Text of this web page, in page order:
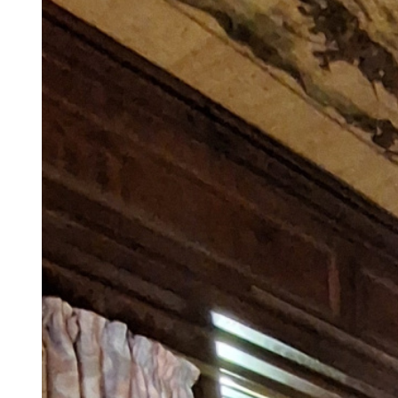
Boulangerie / Boucherie /
Garage automobile
Divers